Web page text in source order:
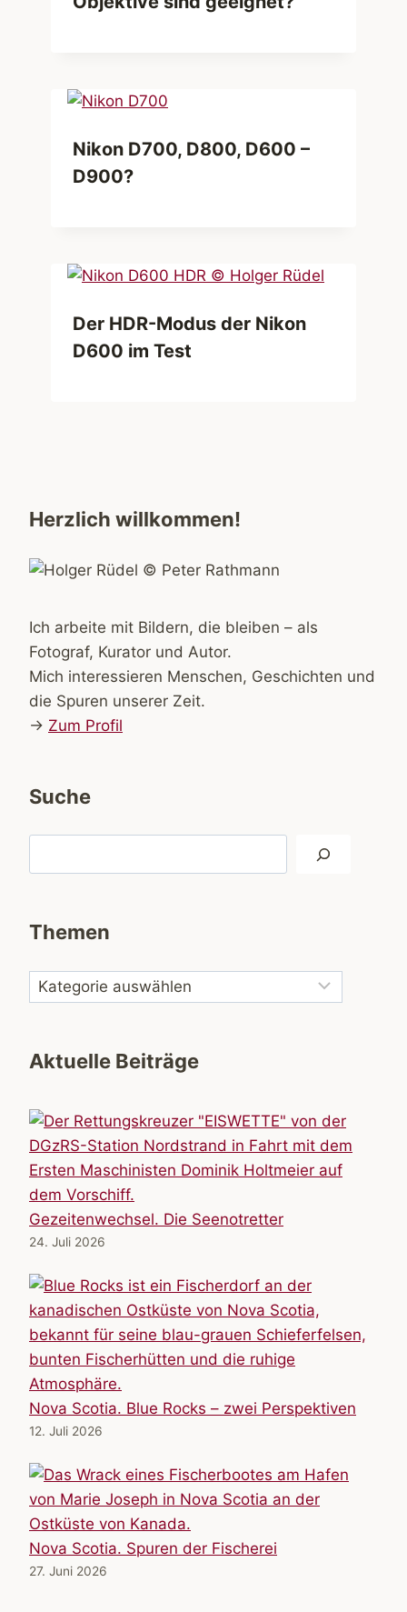
Nikon D700, D800, D600 –
D900?
Der HDR-Modus der Nikon
D600 im Test
Herzlich willkommen!
Ich arbeite mit Bildern, die bleiben – als
Fotograf, Kurator und Autor.
Mich interessieren Menschen, Geschichten und
die Spuren unserer Zeit.
→ Zum Profil
Suche
Themen
Aktuelle Beiträge
Gezeitenwechsel. Die Seenotretter
24. Juli 2026
Nova Scotia. Blue Rocks – zwei Perspektiven
12. Juli 2026
Nova Scotia. Spuren der Fischerei
27. Juni 2026